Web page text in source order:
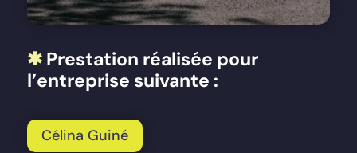
✱Prestation réalisée pour
l’entreprise suivante :
Célina Guiné